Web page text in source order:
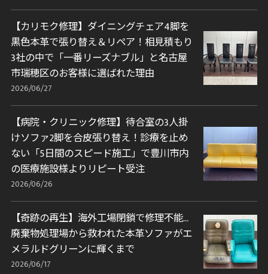
【カリモク修理】ダイニングチェア4脚を
黒色本革で張り替え＆リペア！相見積もり
3社の中で「一番リーズナブル」と名古屋
市瑞穂区のお客様に選ばれた理由
2026/06/27
【病院・クリニック修理】待合室の3人掛
けソファ2脚を合皮張り替え！診療を止め
ない「5日間のスピード施工」で豊川市内
の医療施設様よりリピート受注
2026/06/26
【奇跡の再生】海外工場閉鎖で修理不能…
廃棄物処理場から救われた本革ソファがエ
メラルドグリーンに輝くまで
2026/06/17